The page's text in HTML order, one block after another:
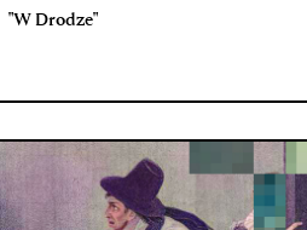
"W Drodze"